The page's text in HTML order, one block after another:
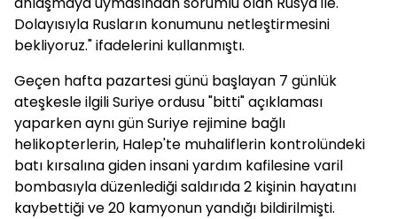
Dolayısıyla Rusların konumunu netleştirmesini
bekliyoruz." ifadelerini kullanmıştı.
Geçen hafta pazartesi günü başlayan 7 günlük
ateşkesle ilgili Suriye ordusu "bitti" açıklaması
yaparken aynı gün Suriye rejimine bağlı
helikopterlerin, Halep'te muhaliflerin kontrolündeki
batı kırsalına giden insani yardım kafilesine varil
bombasıyla düzenlediği saldırıda 2 kişinin hayatını
kaybettiği ve 20 kamyonun yandığı bildirilmişti.